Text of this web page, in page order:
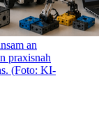
an
praxisnah
(Foto: KI-